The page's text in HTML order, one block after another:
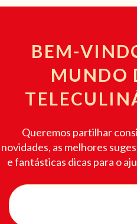
BEM-
MUNDO
Queremos partilhar
novidades, as melhores
e fantásticas dicas para o